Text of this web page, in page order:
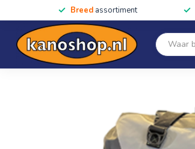
Breed assortiment
SALE!! Kano's, kajaks &
Home Yak DryDuffel Rolltop 90L